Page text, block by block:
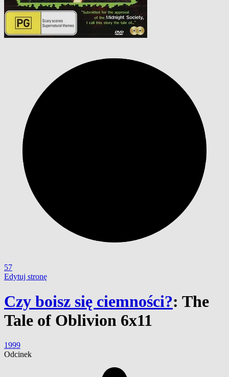
57
Edytuj stronę
Czy boisz się ciemności?: The
Tale of Oblivion 6x11
1999
Odcinek